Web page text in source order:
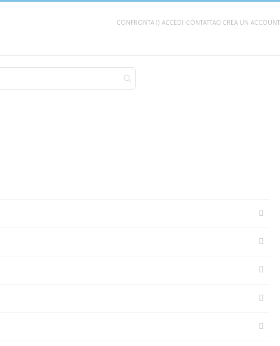
CONFRONTA () ACCEDI CONTATTACI CREA UN ACCOUNT